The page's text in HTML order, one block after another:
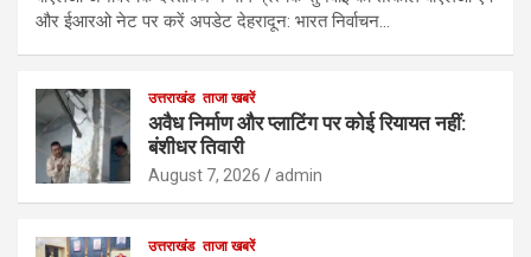
और ईआरओ नेट पर करें अपडेट देहरादून: भारत निर्वाचन…
उत्तराखंड ताजा खबरें
अवैध निर्माण और प्लाटिंग पर कोई रियायत नहीं:
बंशीधर तिवारी
August 7, 2026 admin
उत्तराखंड ताजा खबरें